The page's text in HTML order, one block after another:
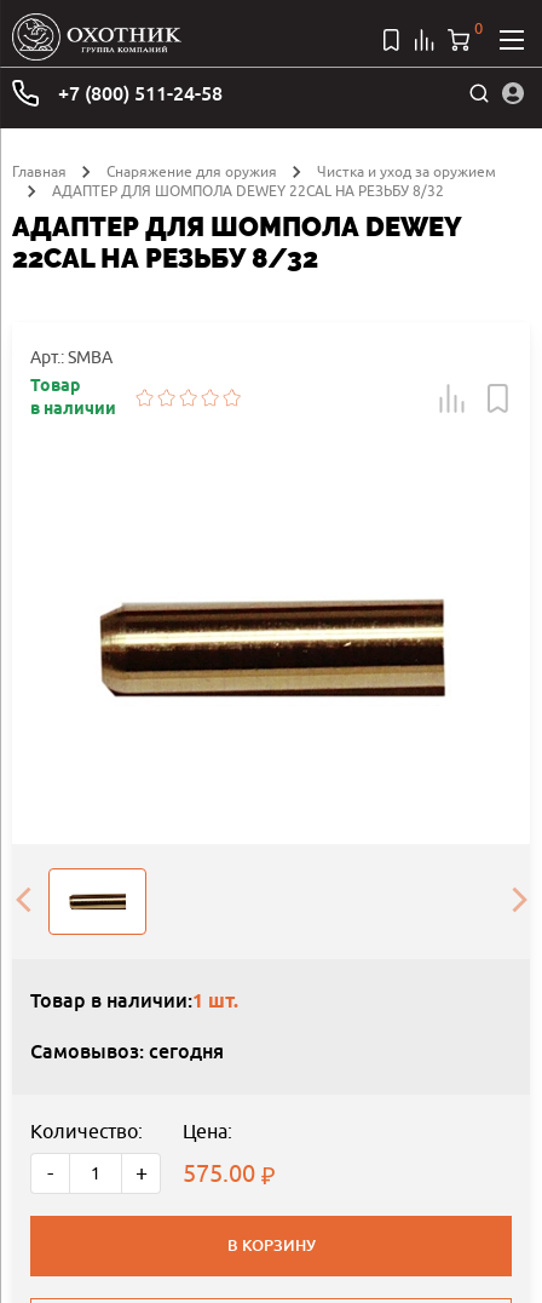
+7 (800) 511-24-58
0
Главная Снаряжение для оружия
Чистка и уход за оружием
АДАПТЕР ДЛЯ ШОМПОЛА DEWEY 22CAL НА РЕЗЬБУ 8/32
АДАПТЕР ДЛЯ ШОМПОЛА DEWEY
22CAL НА РЕЗЬБУ 8/32
Арт.: SMBA
Товар
в наличии
Товар в наличии:1 шт.
Самовывоз: сегодня
Количество:
- +
Цена:
575.00
В КОРЗИНУ